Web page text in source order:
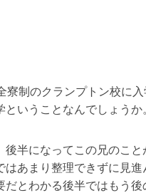
寮制のクランプトン校に
いうことなんでしょうか
半になってこの兄のこと
あまり整理できずに見進
とわかる後半ではもう後